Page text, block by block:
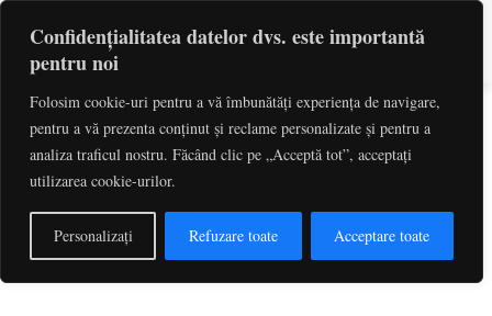
Confidențialitatea datelor dvs. este importantă
pentru noi
Folosim cookie-uri pentru a vă îmbunătăți experiența de navigare,
pentru a vă prezenta conținut și reclame personalizate și pentru a
analiza traficul nostru. Făcând clic pe „Acceptă tot”, acceptați
utilizarea cookie-urilor.
Personalizați Refuzare toate Acceptare toate
Codul de Procedură Penală —
Art. 568
De către Redactia iulie 1, 2026